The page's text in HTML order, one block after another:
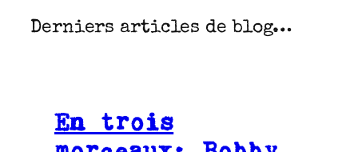
Derniers articles de blog…
En trois